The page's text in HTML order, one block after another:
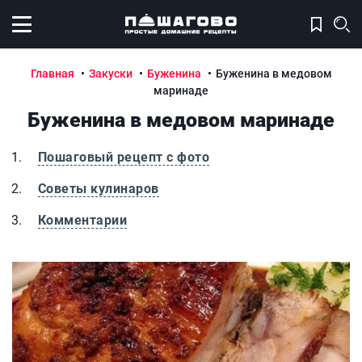
Открыть меню
Главная Закуски Буженина
Буженина в медовом
маринаде
Буженина в медовом маринаде
Пошаговый рецепт с фото
Советы кулинаров
Комментарии
Буженина в медовом маринаде